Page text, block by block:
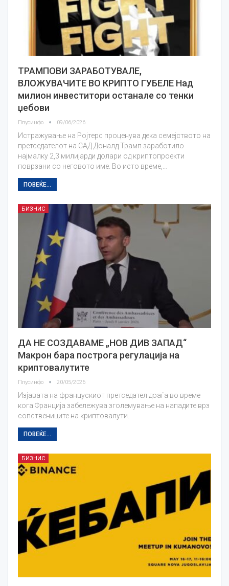
ТРАМПОВИ ЗАРАБОТУВАЛЕ,
ВЛОЖУВАЧИТЕ ВО КРИПТО ГУБЕЛЕ Над
милион инвеститори останале со тенки
џебови
Плусинфо 09/06/2026
Истражување на Ројтерс проценува дека семејството на
претседателот на САД Доналд Трамп заработило
најмалку 2,3 милијарди долари од криптопроекти
поврзани со неговото име. Во исто време,…
ПОВЕЌЕ...
БИЗНИС
ДА НЕ СОЗДАВАМЕ „НОВ ДИВ ЗАПАД“
Макрон бара построга регулација на
криптовалутите
Плусинфо 20/05/2026
Изјавата на францускиот претседател доаѓа во време
кога Франција забележува зголемување на нападите врз
сопствениците на криптовалути.
ПОВЕЌЕ...
БИЗНИС